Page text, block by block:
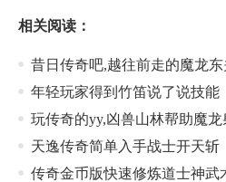
相关阅读：
昔日传奇吧,越往前走的魔龙
年轻玩家得到竹笛说了说技能
玩传奇的yy,凶兽山林帮助魔
天逸传奇简单入手战士开天斩
传奇金币版快速修炼道士神武